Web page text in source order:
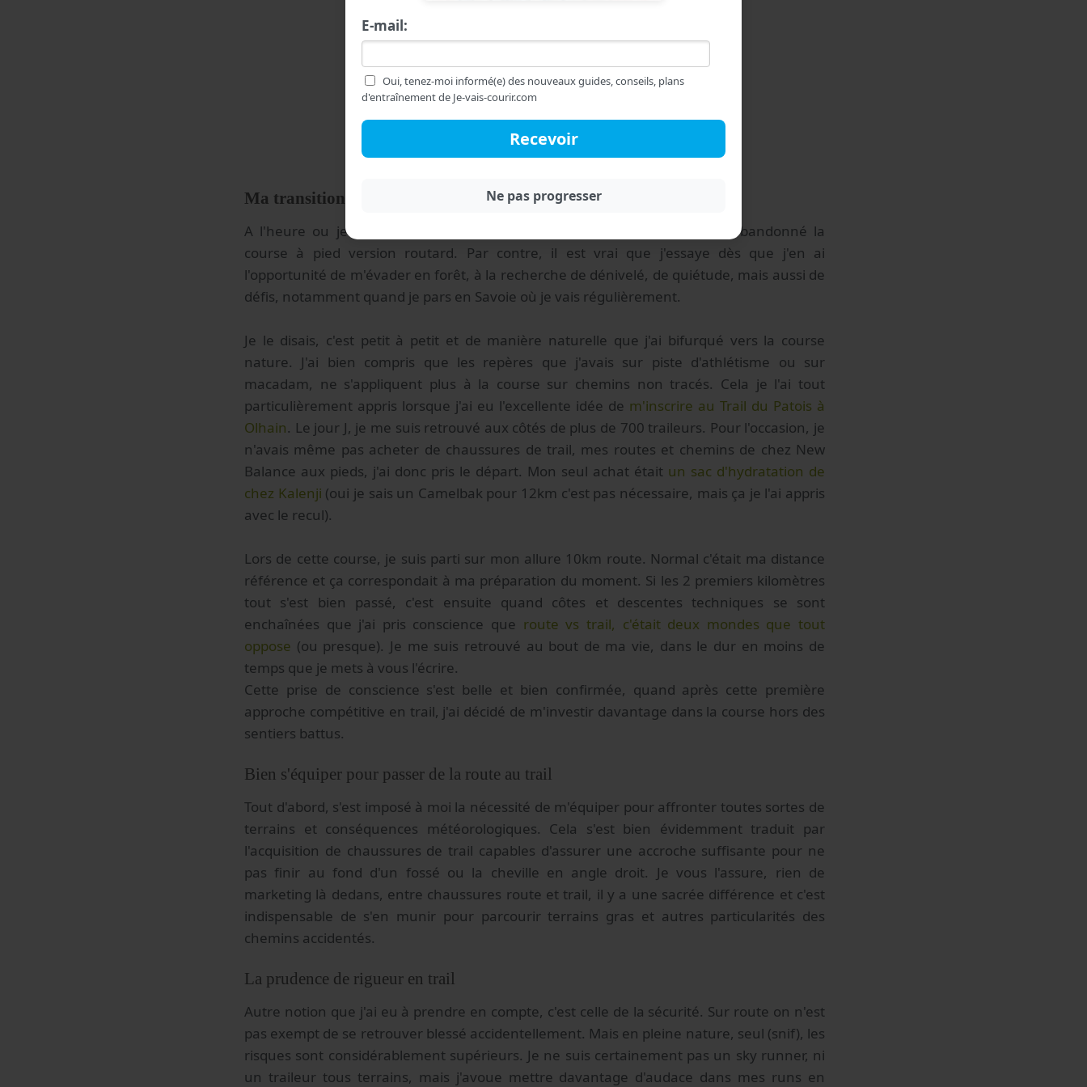
E-mail:
Oui, tenez-moi informé(e) des nouveaux guides, conseils, plans
d'entraînement de Je-vais-courir.com
Ma transition de la course à pied sur route vers le trail
A l'heure ou je rédige ces lignes, je n'affirme pas avoir définitivement abandonné la
course à pied version routard. Par contre, il est vrai que j'essaye dès que j'en ai
l'opportunité de m'évader en forêt, à la recherche de dénivelé, de quiétude, mais aussi de
défis, notamment quand je pars en Savoie où je vais régulièrement.
Je le disais, c'est petit à petit et de manière naturelle que j'ai bifurqué vers la course
nature. J'ai bien compris que les repères que j'avais sur piste d'athlétisme ou sur
macadam, ne s'appliquent plus à la course sur chemins non tracés. Cela je l'ai tout
particulièrement appris lorsque j'ai eu l'excellente idée de m'inscrire au Trail du Patois à
Olhain. Le jour J, je me suis retrouvé aux côtés de plus de 700 traileurs. Pour l'occasion, je
n'avais même pas acheter de chaussures de trail, mes routes et chemins de chez New
Balance aux pieds, j'ai donc pris le départ. Mon seul achat était un sac d'hydratation de
chez Kalenji (oui je sais un Camelbak pour 12km c'est pas nécessaire, mais ça je l'ai appris
avec le recul).
Lors de cette course, je suis parti sur mon allure 10km route. Normal c'était ma distance
référence et ça correspondait à ma préparation du moment. Si les 2 premiers kilomètres
tout s'est bien passé, c'est ensuite quand côtes et descentes techniques se sont
enchaînées que j'ai pris conscience que route vs trail, c'était deux mondes que tout
oppose (ou presque). Je me suis retrouvé au bout de ma vie, dans le dur en moins de
temps que je mets à vous l'écrire.
Cette prise de conscience s'est belle et bien confirmée, quand après cette première
approche compétitive en trail, j'ai décidé de m'investir davantage dans la course hors des
sentiers battus.
Bien s'équiper pour passer de la route au trail
Tout d'abord, s'est imposé à moi la nécessité de m'équiper pour affronter toutes sortes de
terrains et conséquences météorologiques. Cela s'est bien évidemment traduit par
l'acquisition de chaussures de trail capables d'assurer une accroche suffisante pour ne
pas finir au fond d'un fossé ou la cheville en angle droit. Je vous l'assure, rien de
marketing là dedans, entre chaussures route et trail, il y a une sacrée différence et c'est
indispensable de s'en munir pour parcourir terrains gras et autres particularités des
chemins accidentés.
La prudence de rigueur en trail
Autre notion que j'ai eu à prendre en compte, c'est celle de la sécurité. Sur route on n'est
pas exempt de se retrouver blessé accidentellement. Mais en pleine nature, seul (snif), les
risques sont considérablement supérieurs. Je ne suis certainement pas un sky runner, ni
un traileur tous terrains, mais j'avoue mettre davantage d'audace dans mes runs en